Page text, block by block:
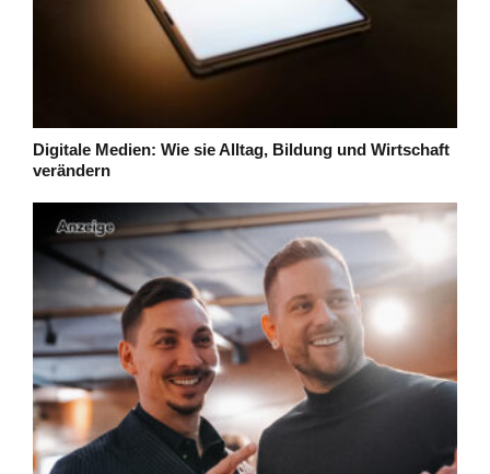
Digitale Medien: Wie sie Alltag, Bildung und Wirtschaft
verändern